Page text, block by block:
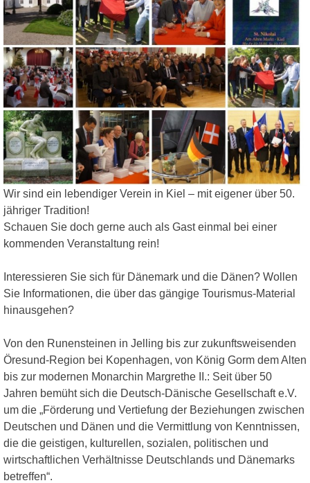
Wir sind ein lebendiger Verein in Kiel – mit eigener über 50.
jähriger Tradition!
Schauen Sie doch gerne auch als Gast einmal bei einer
kommenden Veranstaltung rein!
Interessieren Sie sich für Dänemark und die Dänen? Wollen
Sie Informationen, die über das gängige Tourismus-Material
hinausgehen?
Von den Runensteinen in Jelling bis zur zukunftsweisenden
Öresund-Region bei Kopenhagen, von König Gorm dem Alten
bis zur modernen Monarchin Margrethe II.: Seit über 50
Jahren bemüht sich die Deutsch-Dänische Gesellschaft e.V.
um die „Förderung und Vertiefung der Beziehungen zwischen
Deutschen und Dänen und die Vermittlung von Kenntnissen,
die die geistigen, kulturellen, sozialen, politischen und
wirtschaftlichen Verhältnisse Deutschlands und Dänemarks
betreffen“.